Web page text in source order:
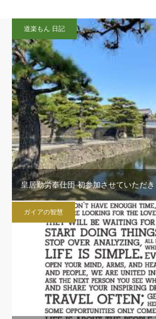
道楽もん 日記
皇居勤労奉仕団 初参加させていただき
ガイアの智慧